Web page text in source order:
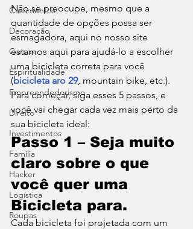
Casamentos
Decoração
Cursos
Espiritualidade
Empreendedorismo
Direito
Investimentos
Família
Hacker
Logística
Roupas
Não se preocupe, mesmo que a
quantidade de opções possa ser
esmagadora, aqui no nosso site
estamos aqui para ajudá-lo a escolher
uma bicicleta correta para você
(bicicleta aro 29, mountain bike, etc.).
Para começar, siga esses 5 passos, e
você vai chegar cada vez mais perto da
sua bicicleta ideal:
Passo 1 – Seja muito
claro sobre o que
você quer uma
Bicicleta para.
Cada bicicleta foi projetada com um